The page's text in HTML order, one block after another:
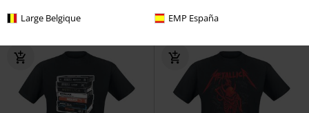
Large Belgique EMP España